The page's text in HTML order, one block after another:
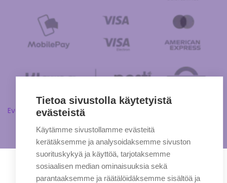
Evästeasetukset
Tietoa sivustolla käytetyistä
evästeistä
Käytämme sivustollamme evästeitä
kerätäksemme ja analysoidaksemme sivuston
suorituskykyä ja käyttöä, tarjotaksemme
sosiaalisen median ominaisuuksia sekä
parantaaksemme ja räätälöidäksemme sisältöä ja